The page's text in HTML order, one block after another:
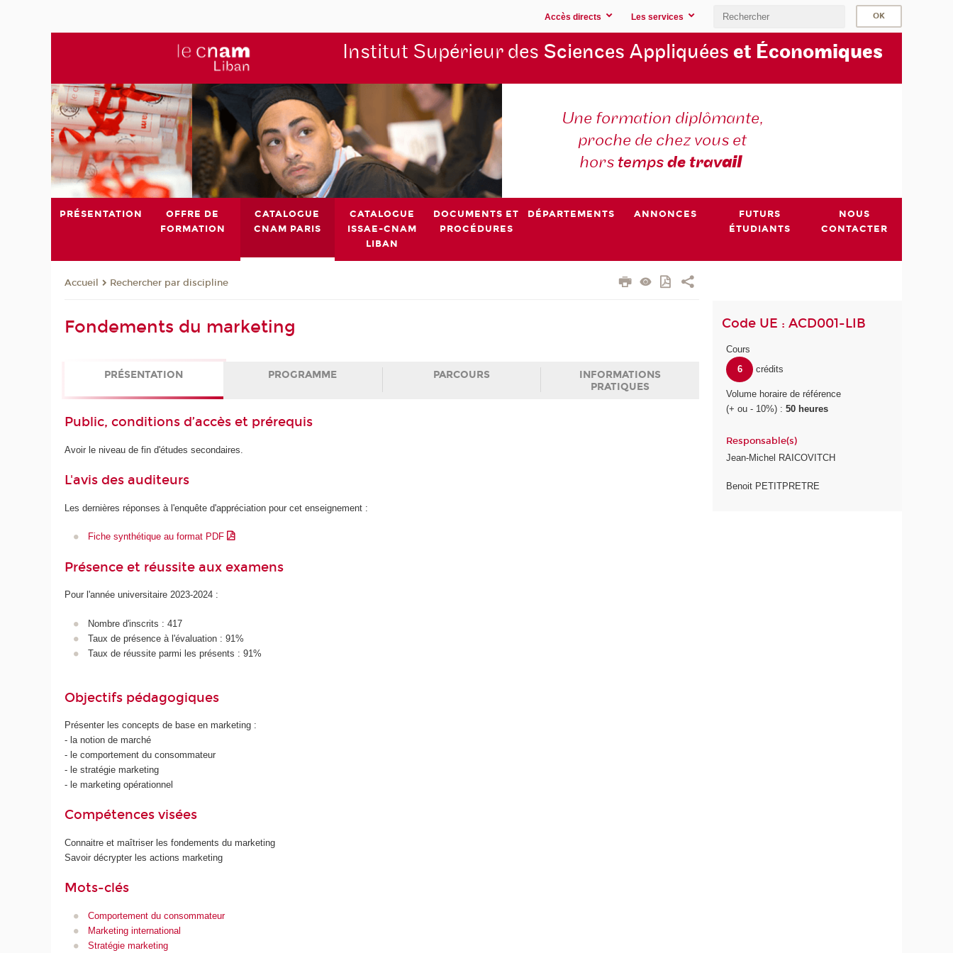
Accès directs Les services
Institut Supérieur des Sciences Appliquées et Économiques
Une formation diplômante,
proche de chez vous et
hors tempsde travail
PRÉSENTATION
OFFRE DE
FORMATION
CATALOGUE
CNAM PARIS
CATALOGUE
ISSAE-CNAM
LIBAN
DOCUMENTS ET
PROCÉDURES
DÉPARTEMENTS ANNONCES
FUTURS
ÉTUDIANTS
NOUS
CONTACTER
Accueil Rechercher par discipline
Fondements du marketing
PRÉSENTATION PROGRAMME PARCOURS
INFORMATIONS
PRATIQUES
Public, conditions d’accès et prérequis
Avoir le niveau de fin d'études secondaires.
L'avis des auditeurs
Les dernières réponses à l'enquête d'appréciation pour cet enseignement :
Fiche synthétique au format PDF
Présence et réussite aux examens
Pour l'année universitaire 2023-2024 :
Nombre d'inscrits : 417
Taux de présence à l'évaluation : 91%
Taux de réussite parmi les présents : 91%
Objectifs pédagogiques
Présenter les concepts de base en marketing :
- la notion de marché
- le comportement du consommateur
- le stratégie marketing
- le marketing opérationnel
Compétences visées
Connaitre et maîtriser les fondements du marketing
Savoir décrypter les actions marketing
Mots-clés
Comportement du consommateur
Marketing international
Stratégie marketing
Code UE : ACD001-LIB
Cours
6
crédits
Volume horaire de référence
(+ ou - 10%) :50 heures
Responsable(s)
Jean-Michel RAICOVITCH
Benoit PETITPRETRE